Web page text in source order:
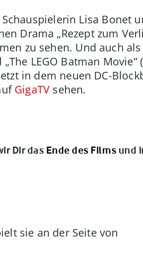
Lisa Bonet
Drama „Rezept zum
zu sehen. Und auch als
„The LEGO Batman Movie“
in dem neuen DC-
GigaTV sehen.
Dir das Ende des Films und
sie an der Seite von